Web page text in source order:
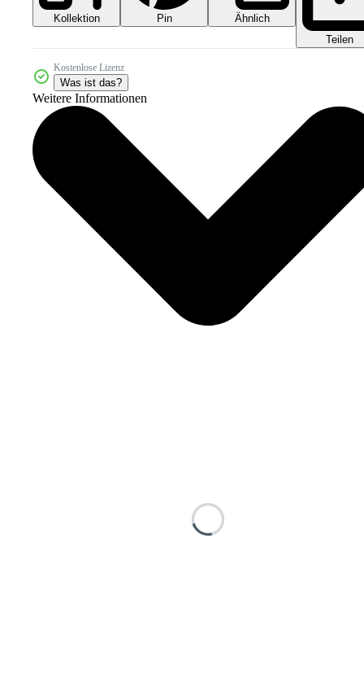
Kollektion Pin
Ähnlich
Teilen
Kostenlose Lizenz
Was ist das?
Weitere Informationen